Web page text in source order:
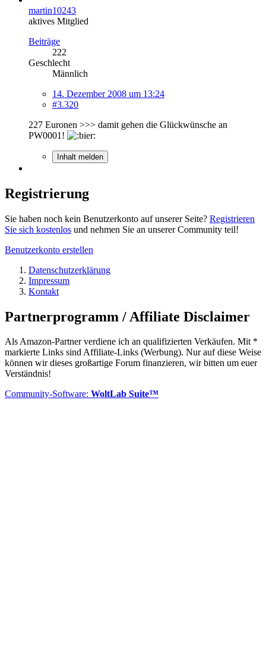
martin10243
aktives Mitglied
Beiträge
222
Geschlecht
Männlich
14. Dezember 2008 um 13:24
#3.320
227 Euronen >>> damit gehen die Glückwünsche an
PW0001!
Inhalt melden
Registrierung
Sie haben noch kein Benutzerkonto auf unserer Seite? Registrieren
Sie sich kostenlos und nehmen Sie an unserer Community teil!
Benutzerkonto erstellen
Datenschutzerklärung
Impressum
Kontakt
Partnerprogramm / Affiliate Disclaimer
Als Amazon-Partner verdiene ich an qualifizierten Verkäufen. Mit *
markierte Links sind Affiliate-Links (Werbung). Nur auf diese Weise
können wir dieses großartige Forum finanzieren, wir bitten um euer
Verständnis!
Community-Software: WoltLab Suite™